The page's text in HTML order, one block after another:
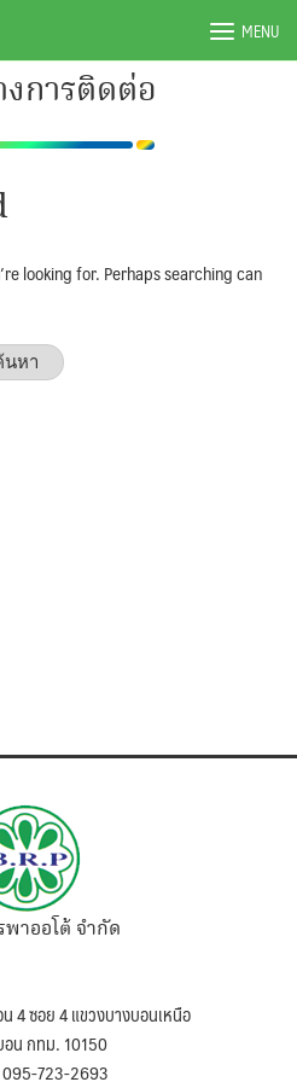
MENU
การติดต่อ
looking for. Perhaps searching can
าออโต้ จำกัด
4 ซอย 4 แขวงบางบอนเหนือ
อน กทม. 10150
095-723-2693